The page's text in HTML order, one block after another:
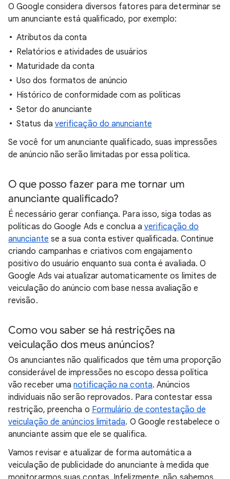
O Google considera diversos fatores para determinar se
um anunciante está qualificado, por exemplo:
Atributos da conta
Relatórios e atividades de usuários
Maturidade da conta
Uso dos formatos de anúncio
Histórico de conformidade com as políticas
Setor do anunciante
Status da verificação do anunciante
Se você for um anunciante qualificado, suas impressões
de anúncio não serão limitadas por essa política.
O que posso fazer para me tornar um
anunciante qualificado?
É necessário gerar confiança. Para isso, siga todas as
políticas do Google Ads e conclua a verificação do
anunciante se a sua conta estiver qualificada. Continue
criando campanhas e criativos com engajamento
positivo do usuário enquanto sua conta é avaliada. O
Google Ads vai atualizar automaticamente os limites de
veiculação do anúncio com base nessa avaliação e
revisão.
Como vou saber se há restrições na
veiculação dos meus anúncios?
Os anunciantes não qualificados que têm uma proporção
considerável de impressões no escopo dessa política
vão receber umanotificação na conta. Anúncios
individuais não serão reprovados. Para contestar essa
restrição, preencha o Formulário de contestação de
veiculação de anúncios limitada. O Google restabelece o
anunciante assim que ele se qualifica.
Vamos revisar e atualizar de forma automática a
veiculação de publicidade do anunciante à medida que